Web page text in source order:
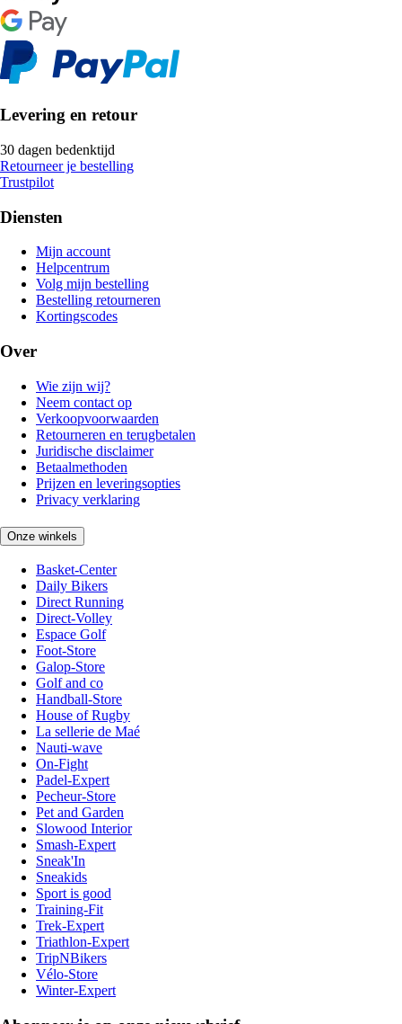
Levering en retour
30 dagen bedenktijd
Retourneer je bestelling
Trustpilot
Diensten
Mijn account
Helpcentrum
Volg mijn bestelling
Bestelling retourneren
Kortingscodes
Over
Wie zijn wij?
Neem contact op
Verkoopvoorwaarden
Retourneren en terugbetalen
Juridische disclaimer
Betaalmethoden
Prijzen en leveringsopties
Privacy verklaring
Onze winkels
Basket-Center
Daily Bikers
Direct Running
Direct-Volley
Espace Golf
Foot-Store
Galop-Store
Golf and co
Handball-Store
House of Rugby
La sellerie de Maé
Nauti-wave
On-Fight
Padel-Expert
Pecheur-Store
Pet and Garden
Slowood Interior
Smash-Expert
Sneak'In
Sneakids
Sport is good
Training-Fit
Trek-Expert
Triathlon-Expert
TripNBikers
Vélo-Store
Winter-Expert